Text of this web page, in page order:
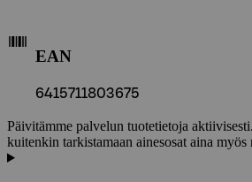
EAN
6415711803675
Päivitämme palvelun tuotetietoja
kuitenkin tarkistamaan ainesosat aina